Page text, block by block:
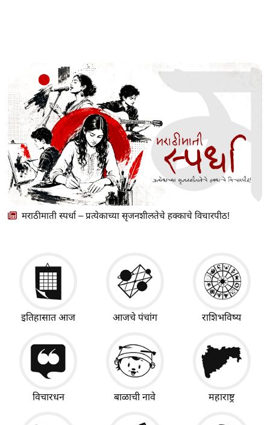
मराठीमाती स्पर्धा – प्रत्येकाच्या सृजनशीलतेचे हक्काचे विचारपीठ!
इतिहासात आज आजचे पंचांग राशिभविष्य
विचारधन बाळाची नावे महाराष्ट्र